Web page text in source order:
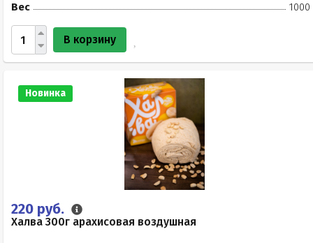
Вес
1000
В корзину
Новинка
220 руб.
Халва 300г арахисовая воздушная